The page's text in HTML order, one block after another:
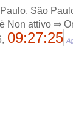
São
Non attivo ⇒
09:27:26